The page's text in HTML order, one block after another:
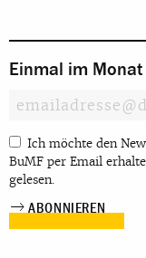
Einmal im
Ich möchte den
BuMF per Email
gelesen.